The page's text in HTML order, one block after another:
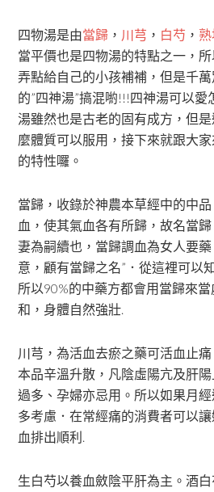
四物湯是由當歸 ， 川芎 ， 白芍 ，
當平價也是四物湯的特點之一，
弄點給自己的小孩補補，但是千
的”四神湯”搞混喲!!!四神湯可以
湯雖然也是古老的固有成方，但
麼體質可以服用，接下來就跟大
的特性囉。
當歸，收錄於神農本草經中的中
血，使其氣血各有所歸，故名當
妻為嗣續也，當歸調血為女人要
意，顧有當歸之名”．從這裡可以
所以90%的中藥方都會用當歸來
和，身體自然強壯.
川芎，為活血去瘀之藥可活血止
本品辛溫升散，凡陰虛陽亢及肝
過多、孕婦亦忌用。所以如果月
多考慮．在常經痛的消費者可以
血排出順利.
生白芍以養血斂陰平肝為主。酒